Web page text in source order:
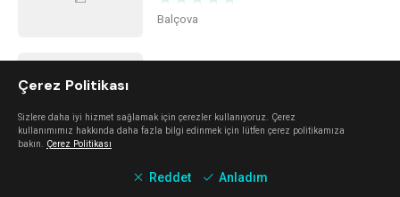
Balçova
Alaçatı
The Beach Alaçatı
Çerez Politikası
Sizlere daha iyi hizmet sağlamak için çerezler kullanıyoruz. Çerez
kullanımımız hakkında daha fazla bilgi edinmek için lütfen çerez politikamıza
bakın. Çerez Politikası
Reddet Anladım